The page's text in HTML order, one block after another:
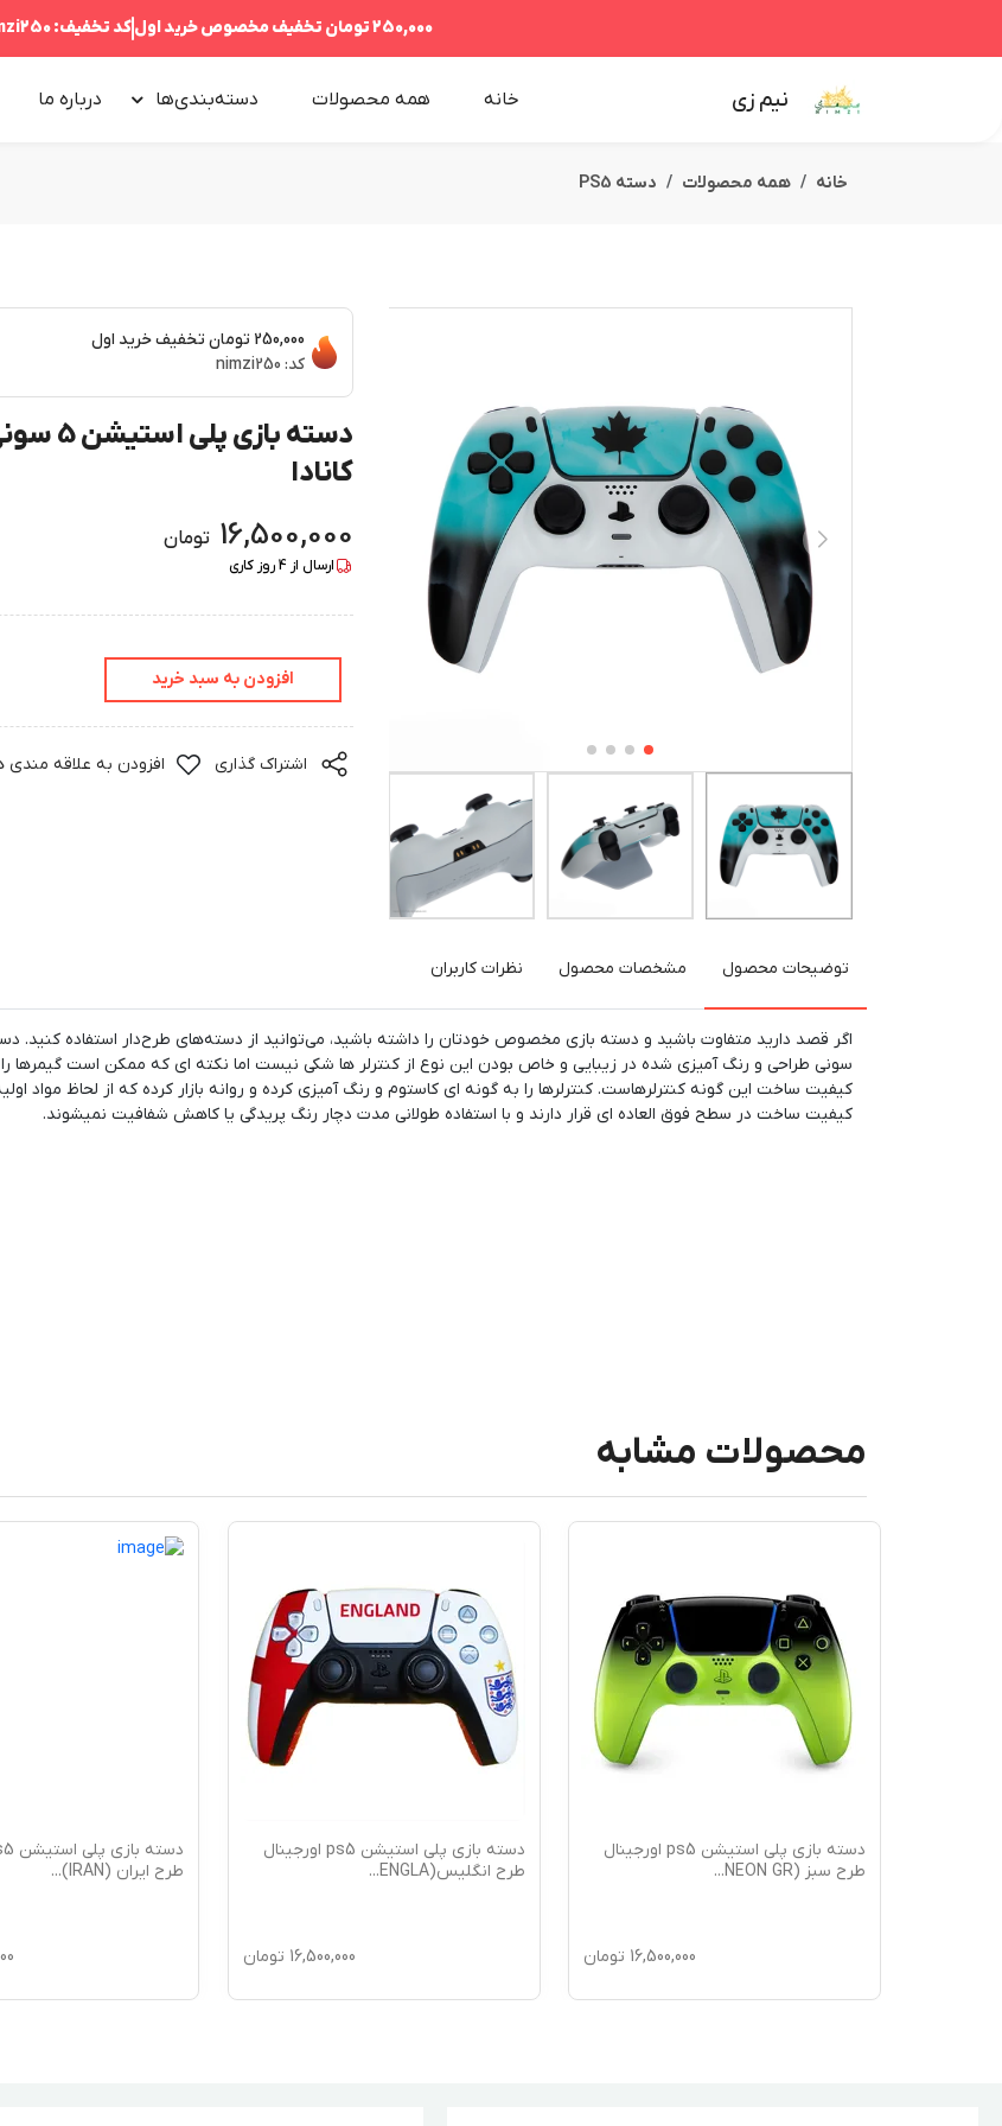
250,000 تومان تخفیف مخصوص خرید اولکد تخفیف:
نیم زی خانه همه محصولات دسته‌بندی‌ها درباره‌ ما
خانه همه محصولات دسته PS5
250,000 تومان
تخفیف خرید اول
کد: nimzi250
دسته بازی
کانادا
16,500,000 تومان
ارسال از 4روز کاری
افزودن به سبد خرید
اشتراک گذاری افزودن به علاقه مندی
توضیحات محصول مشخصات محصول نظرات کاربران
سونی طراحی و رنگ آمیزی شده در زیبایی و خاص بودن این نوع از کنترلر ها شکی نیست اما نکته ای که ممکن است گیمرها
کیفیت ساخت این گونه کنترلرهاست. کنترلرها را به گونه ای کاستوم و رنگ آمیزی کرده و روانه بازار کرده که از لحاظ مواد
کیفیت ساخت در سطح فوق العاده ای قرار دارند و با استفاده طولانی مدت دچار رنگ پریدگی یا کاهش شفافیت نمیشوند.
محصولات مشابه
دسته بازی پلی استیشن ps5 اورجینال
طرح سبز (NEON GR
...
16,500,000 تومان
دسته بازی پلی استیشن ps5 اورجینال
طرح انگلیس(ENGLA
...
16,500,000 تومان
طرح ایران (IRAN)
...